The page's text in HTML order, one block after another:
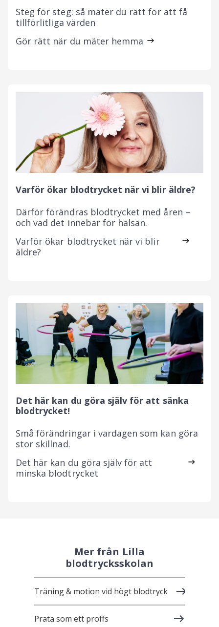
Steg för steg: så mäter du rätt för att få
tillförlitliga värden
Gör rätt när du mäter hemma
Varför ökar blodtrycket när vi blir äldre?
Därför förändras blodtrycket med åren –
och vad det innebär för hälsan.
Varför ökar blodtrycket när vi blir
äldre?
Det här kan du göra själv för att sänka
blodtrycket!
Små förändringar i vardagen som kan göra
stor skillnad.
Det här kan du göra själv för att
minska blodtrycket
Mer från Lilla
blodtrycksskolan
Träning & motion vid högt blodtryck
Prata som ett proffs